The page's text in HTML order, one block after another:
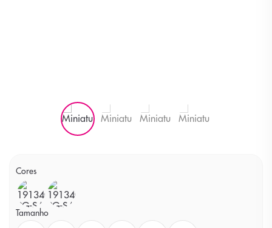
Cores
Tamanho